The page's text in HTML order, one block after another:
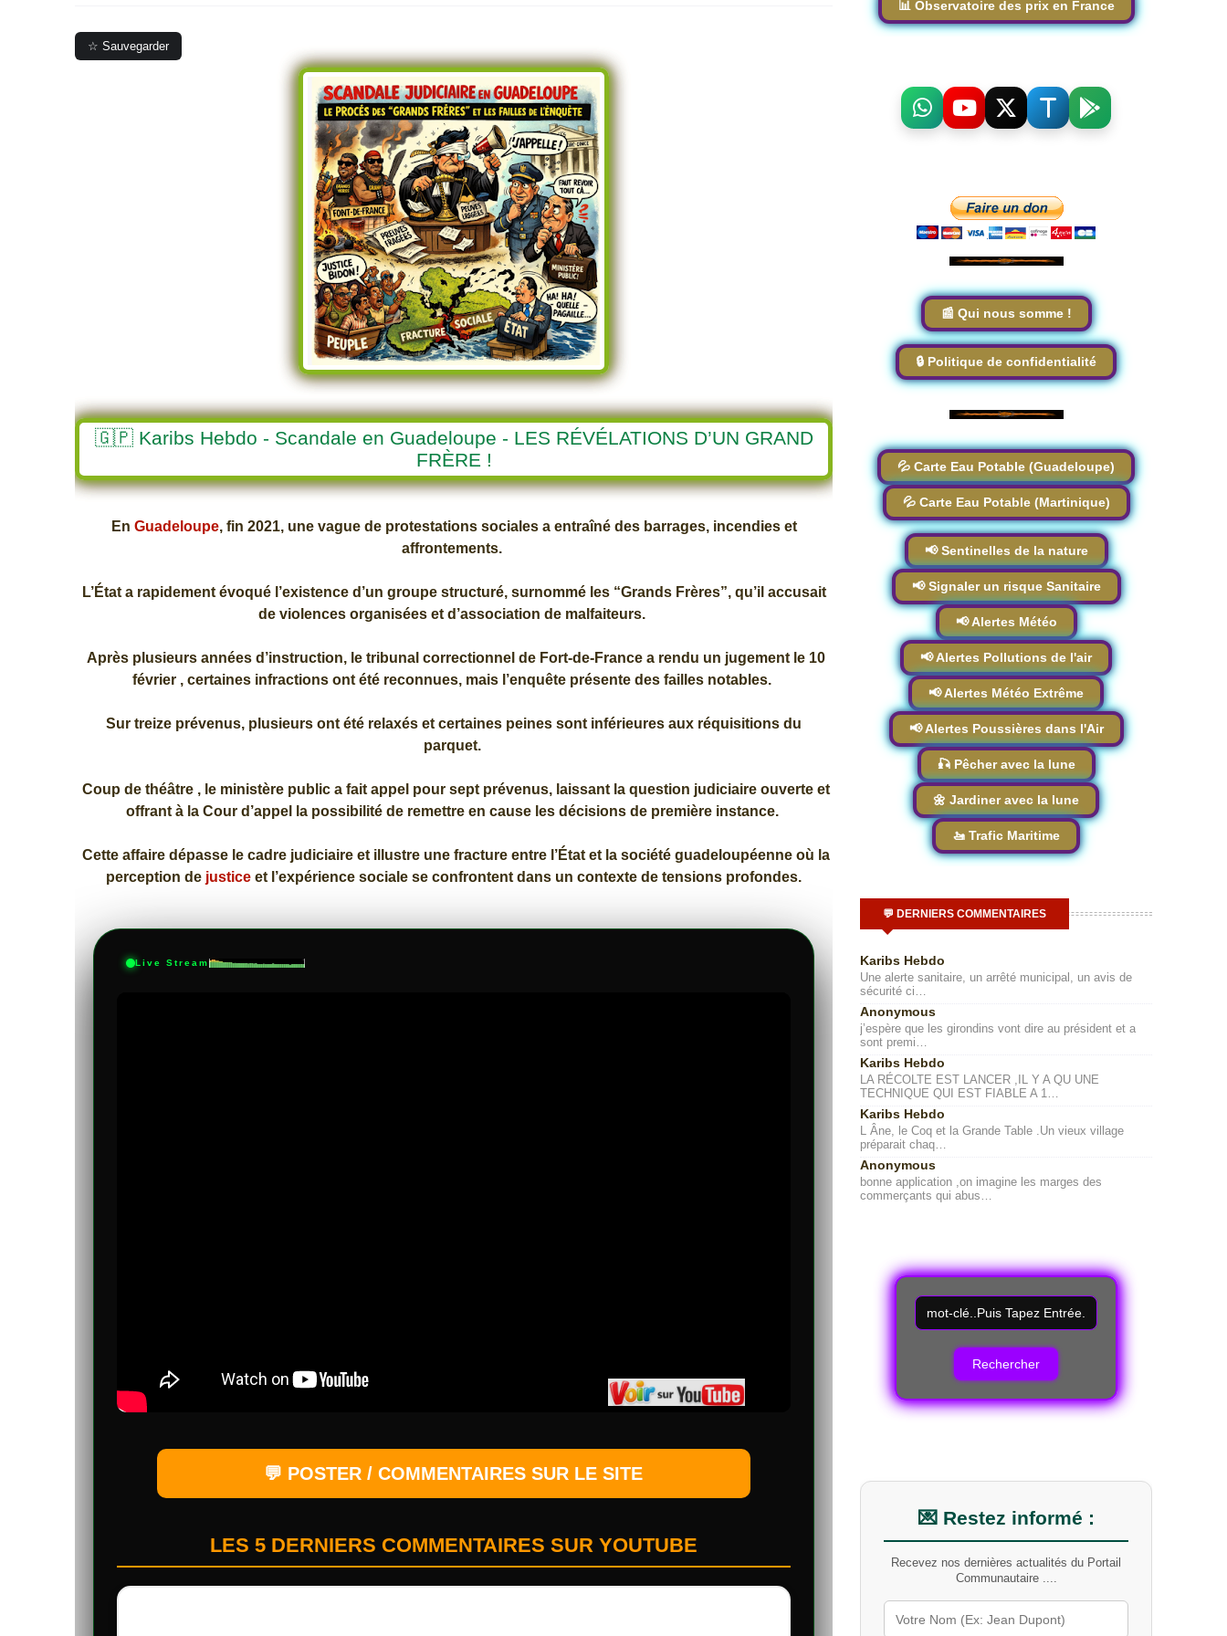
☆ Sauvegarder
🇬🇵 Karibs Hebdo - Scandale en Guadeloupe - LES RÉVÉLATIONS D’UN GRAND
FRÈRE !
En Guadeloupe, fin 2021, une vague de protestations sociales a entraîné des barrages, incendies et
affrontements.
L’État a rapidement évoqué l’existence d’un groupe structuré, surnommé les “Grands Frères”, qu’il accusait
de violences organisées et d’association de malfaiteurs.
Après plusieurs années d’instruction, le tribunal correctionnel de Fort-de-France a rendu un jugement le 10
février , certaines infractions ont été reconnues, mais l’enquête présente des failles notables.
Sur treize prévenus, plusieurs ont été relaxés et certaines peines sont inférieures aux réquisitions du
parquet.
Coup de théâtre , le ministère public a fait appel pour sept prévenus, laissant la question judiciaire ouverte et
offrant à la Cour d’appel la possibilité de remettre en cause les décisions de première instance.
Cette affaire dépasse le cadre judiciaire et illustre une fracture entre l’État et la société guadeloupéenne où la
perception de justice et l’expérience sociale se confrontent dans un contexte de tensions profondes.
Live Stream
💬 POSTER / COMMENTAIRES SUR LE SITE
LES 5 DERNIERS COMMENTAIRES SUR YOUTUBE
📊 Observatoire des prix en France
📰 Qui nous somme !
🔒 Politique de confidentialité
💦 Carte Eau Potable (Guadeloupe)
💦 Carte Eau Potable (Martinique)
📢 Sentinelles de la nature
📢 Signaler un risque Sanitaire
📢 Alertes Météo
📢 Alertes Pollutions de l'air
📢 Alertes Météo Extrême
📢 Alertes Poussières dans l'Air
🎣 Pêcher avec la lune
🌼 Jardiner avec la lune
🚤 Trafic Maritime
💬 DERNIERS COMMENTAIRES
Karibs Hebdo
Une alerte sanitaire, un arrêté municipal, un avis de
sécurité ci…
Anonymous
j’espère que les girondins vont dire au président et a
sont premi…
Karibs Hebdo
LA RÉCOLTE EST LANCER ,IL Y A QU UNE
TECHNIQUE QUI EST FIABLE A 1…
Karibs Hebdo
L Âne, le Coq et la Grande Table .Un vieux village
préparait chaq…
Anonymous
bonne application ,on imagine les marges des
commerçants qui abus…
R
e
c
m
o
t
-
l
é
💌 Restez informé :
Recevez nos dernières actualités du Portail
Communautaire ....